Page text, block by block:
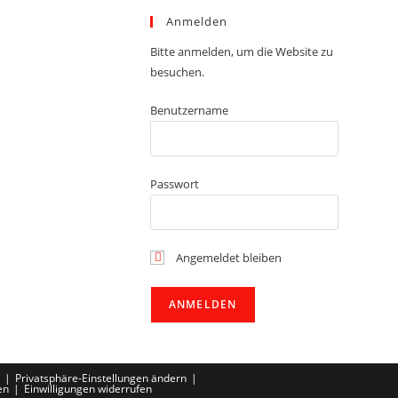
Anmelden
Bitte anmelden, um die Website zu
besuchen.
Benutzername
Passwort
Angemeldet bleiben
Privatsphäre-Einstellungen ändern
Einwilligungen widerrufen